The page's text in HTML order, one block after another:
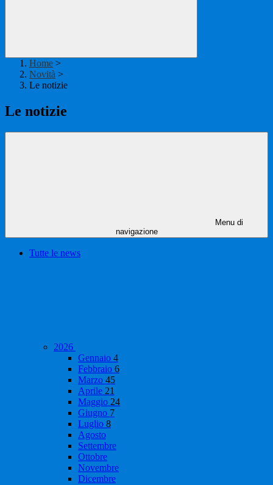
Home >
Novità >
Le notizie
Le notizie
Menu di
navigazione
Tutte le news
2026
Gennaio 4
Febbraio 6
Marzo 45
Aprile 21
Maggio 24
Giugno 7
Luglio 8
Agosto
Settembre
Ottobre
Novembre
Dicembre